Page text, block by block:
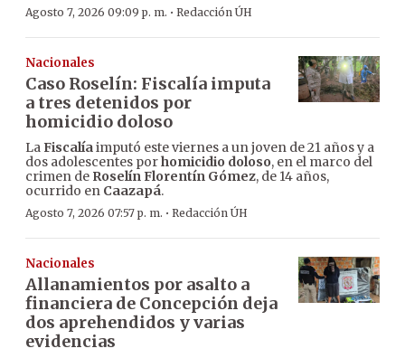
Agosto 7, 2026 09:09 p. m. · Redacción ÚH
Nacionales
Caso Roselín: Fiscalía imputa
a tres detenidos por
homicidio doloso
LaFiscalíaimputó este viernes a un joven de 21 años y a
dos adolescentes porhomicidio doloso, en el marco del
crimen de Roselín Florentín Gómez, de 14 años,
ocurrido en Caazapá.
Agosto 7, 2026 07:57 p. m. · Redacción ÚH
Nacionales
Allanamientos por asalto a
financiera de Concepción deja
dos aprehendidos y varias
evidencias